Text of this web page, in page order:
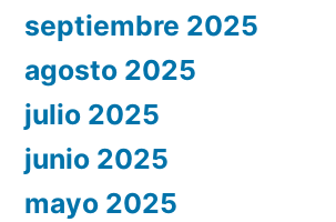
septiembre 2025
agosto 2025
julio 2025
junio 2025
mayo 2025